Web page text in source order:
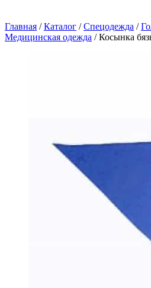
Главная / Каталог / Спецодежда /
Медицинская одежда / Косынка